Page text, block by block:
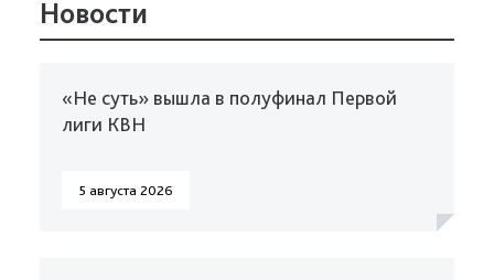
Новости
«Не суть» вышла в полуфинал Первой
лиги КВН
5 августа 2026